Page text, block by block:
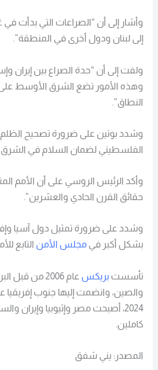
وأشار إلى أن “الصراعات التي بدأت
إلى لبنان ودول أخرى في المنطقة”.
ولفت إلى أن “حدة الصراع بين إيران
وهذه الأمور تضع الشرق الأوسط
النطاق”.
وشدد بوتين على ضرورة تصحيح
الفلسطيني لضمان السلام في
وأكد الرئيس الروسي على أن الأمم
حقائق القرن الحادي والعشرين”.
وشدد على ضرورة تمثيل دول آسيا
بشكل أكبر في مجلس الأمنالتابع
تأسست بريكس
عام 2006 من
2024، أصبحت مصر وإثيوبيا وإيران
كاملين.
المصدر: يني شفق